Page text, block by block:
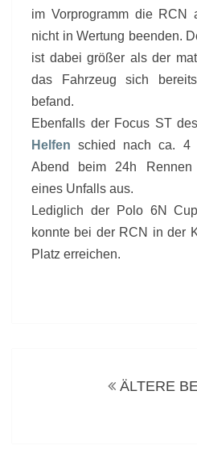
im Vorprogramm die RCN
nicht in Wertung beenden.
ist dabei größer als der
das Fahrzeug sich
befand.
Ebenfalls der Focus ST
Helfen schied nach ca. 4
Abend beim 24h Rennen
eines Unfalls aus.
Lediglich der Polo 6N
konnte bei der RCN in der
Platz erreichen.
ÄLTERE